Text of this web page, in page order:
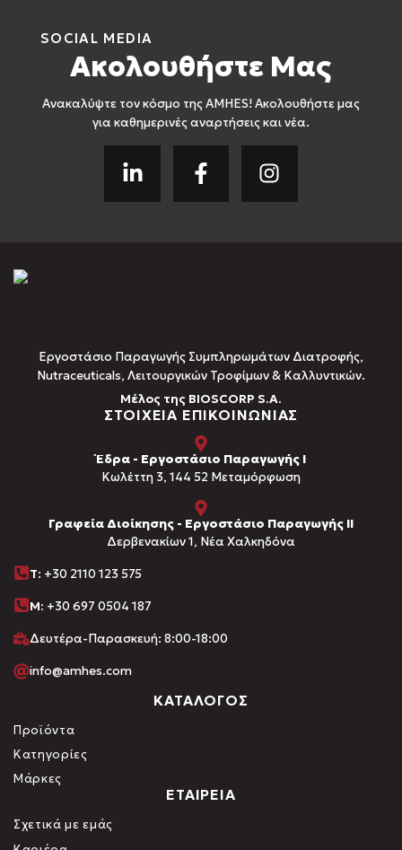
SOCIAL MEDIA
Ακολουθήστε Μας
Ανακαλύψτε τον κόσμο της AMHES! Ακολουθήστε μας
για καθημερινές αναρτήσεις και νέα.
Εργοστάσιο Παραγωγής Συμπληρωμάτων Διατροφής,
Νutraceuticals, Λειτουργικών Τροφίμων & Καλλυντικών.
Μέλος της BIOSCORP S.A.
ΣΤΟΙΧΕΙΑ ΕΠΙΚΟΙΝΩΝΙΑΣ
Έδρα - Εργοστάσιο Παραγωγής Ι
Kωλέττη 3, 144 52 Μεταμόρφωση
Γραφεία Διοίκησης - Εργοστάσιο Παραγωγής ΙΙ
Δερβενακίων 1, Νέα Χαλκηδόνα
Τ: +30 2110 123 575
M: +30 697 0504 187
Δευτέρα-Παρασκευή: 8:00-18:00
info@amhes.com
ΚΑΤΑΛΟΓΟΣ
Προϊόντα
Κατηγορίες
Μάρκες
ΕΤΑΙΡΕΙΑ
Σχετικά με εμάς